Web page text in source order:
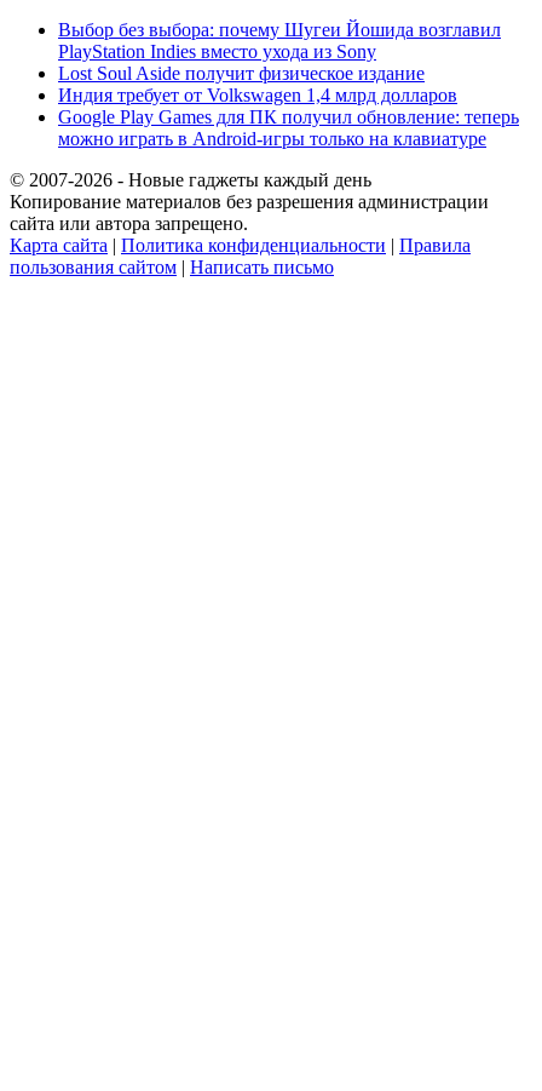
Выбор без выбора: почему Шугеи Йошида возглавил
PlayStation Indies вместо ухода из Sony
Lost Soul Aside получит физическое издание
Индия требует от Volkswagen 1,4 млрд долларов
Google Play Games для ПК получил обновление: теперь
можно играть в Android-игры только на клавиатуре
© 2007-2026 - Новые гаджеты каждый день
Копирование материалов без разрешения администрации
сайта или автора запрещено.
Карта сайта | Политика конфиденциальности | Правила
пользования сайтом | Написать письмо